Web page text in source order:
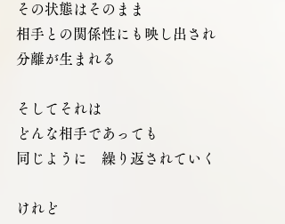
その状態はそのまま
相手との関係性にも映し出され
分離が生まれる
そしてそれは
どんな相手であっても
同じように　繰り返されていく
けれど